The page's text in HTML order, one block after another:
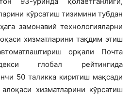
кўрсатиш тизимини тубдан
замонавий технологияларни
хизматларини тақдим этиш
орқали Почта
глобал рейтингида
50 таликка киритиш мақсади
хизматларини кўрсатиш